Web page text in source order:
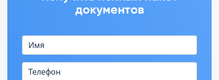
документов